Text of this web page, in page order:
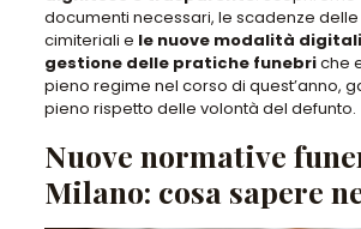
documenti necessari, le scadenze
cimiteriali e le nuove modalità
gestione delle pratiche funebriche
pieno regime nel corso di quest’anno,
pieno rispetto delle volontà del defunto.
Nuove normative
Milano: cosa sapere